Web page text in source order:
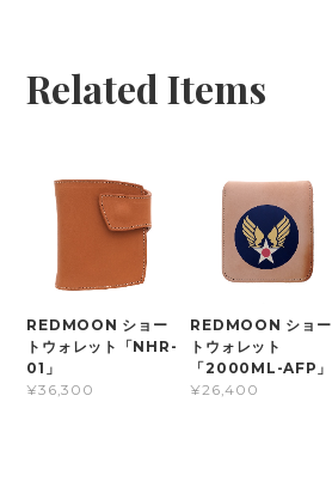
Related Items
REDMOON ショー
トウォレット「NHR-
01」
¥36,300
REDMOON ショー
トウォレット
「2000ML-AFP」
¥26,400